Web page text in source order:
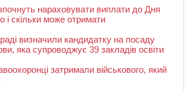
нараховувати виплати до Дня
і скільки може отримати
визначили кандидатку на посаду
яка супроводжує 39 закладів освіти
затримали військового, який